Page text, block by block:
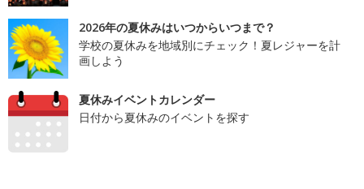
2026年の夏休みはいつからいつまで？
学校の夏休みを地域別にチェック！夏レジャーを計
画しよう
夏休みイベントカレンダー
日付から夏休みのイベントを探す